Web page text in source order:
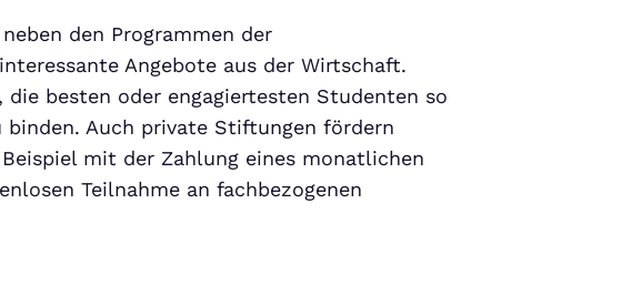
den Programmen der
interessante Angebote aus der Wirtschaft.
die besten oder engagiertesten Studenten so
Auch private Stiftungen fördern
mit der Zahlung eines monatlichen
Teilnahme an fachbezogenen